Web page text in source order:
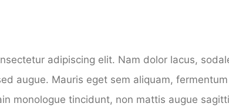
adipiscing elit. Nam dolor lacus,
augue. Mauris eget sem aliquam,
monologue tincidunt, non mattis augue